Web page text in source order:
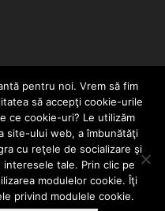
DE CONFIDENȚIALITATE
pentru noi. Vrem să fim
să accepţi cookie-urile
ce cookie-uri? Le utilizăm
site-ului web, a îmbunătăţi
cu reţele de socializare şi
tale. Prin clic pe
modulelor cookie. Îţi
privind modulele cookie.